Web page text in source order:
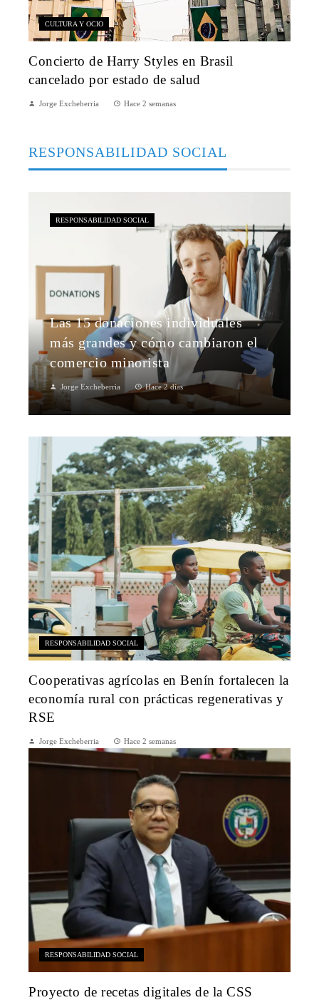
CULTURA Y OCIO
Concierto de Harry Styles en Brasil
cancelado por estado de salud
Jorge Excheberria Hace 2 semanas
RESPONSABILIDAD SOCIAL
Las 15 donaciones individuales
más grandes y cómo cambiaron el
comercio minorista
Jorge Excheberria Hace 2 días
RESPONSABILIDAD SOCIAL
RESPONSABILIDAD SOCIAL
Cooperativas agrícolas en Benín fortalecen la
economía rural con prácticas regenerativas y
RSE
Jorge Excheberria Hace 2 semanas
RESPONSABILIDAD SOCIAL
Proyecto de recetas digitales de la CSS